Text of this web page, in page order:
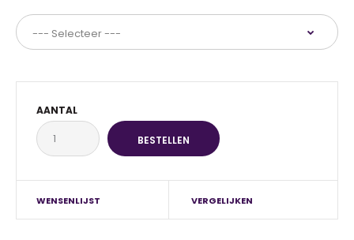
AANTAL
WENSENLIJST VERGELIJKEN